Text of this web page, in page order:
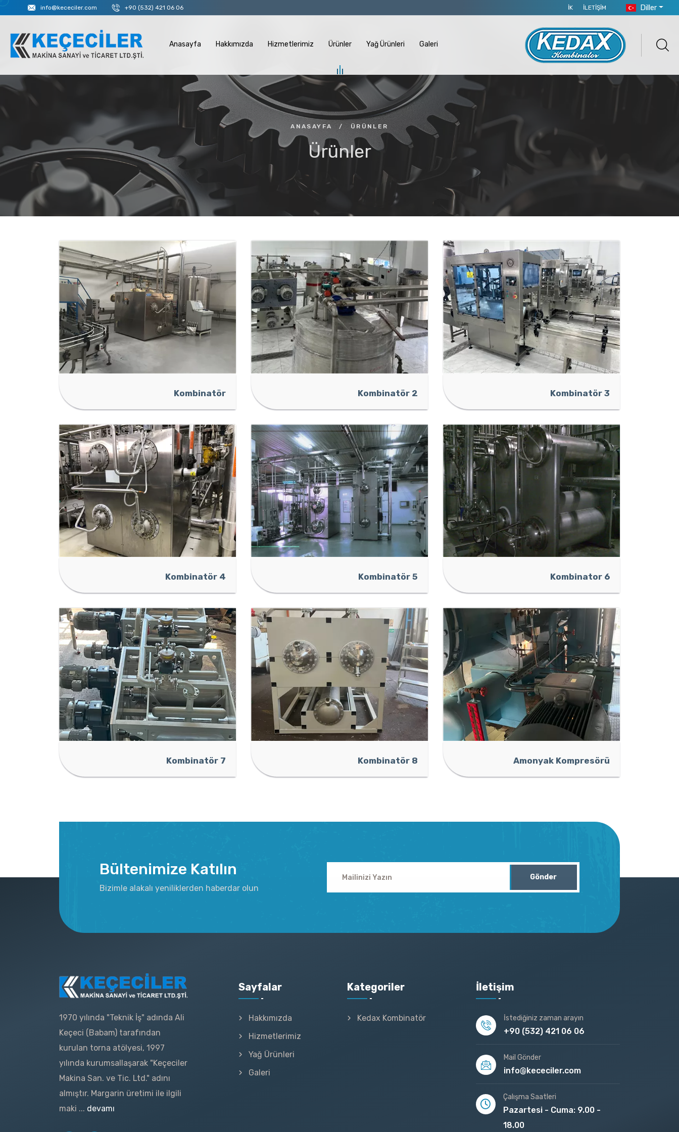
info@kececiler.com +90 (532) 421 06 06 İK İLETIŞIM Diller
Anasayfa Hakkımızda Hizmetlerimiz Ürünler Yağ Ürünleri Galeri
ANASAYFA / ÜRÜNLER
Ürünler
Kombinatör Kombinatör 2 Kombinatör 3
Kombinatör 4 Kombinatör 5 Kombinator 6
Kombinatör 7 Kombinatör 8 Amonyak Kompresörü
Bültenimize Katılın
Bizimle alakalı yeniliklerden haberdar olun
Gönder
1970 yılında "Teknik İş" adında Ali
Keçeci (Babam) tarafından
kurulan torna atölyesi, 1997
yılında kurumsallaşarak "Keçeciler
Makina San. ve Tic. Ltd." adını
almıştır. Margarin üretimi ile ilgili
maki ... devamı
Sayfalar
Hakkımızda
Hizmetlerimiz
Yağ Ürünleri
Galeri
Kategoriler
Kedax Kombinatör
İletişim
İstediğiniz zaman arayın
+90 (532) 421 06 06
Mail Gönder
info@kececiler.com
Çalışma Saatleri
Pazartesi - Cuma: 9.00 -
18.00